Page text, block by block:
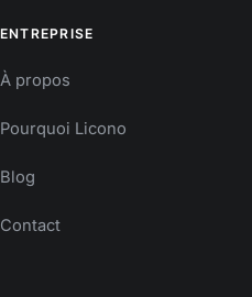
ENTREPRISE
À propos
Pourquoi Licono
Blog
Contact